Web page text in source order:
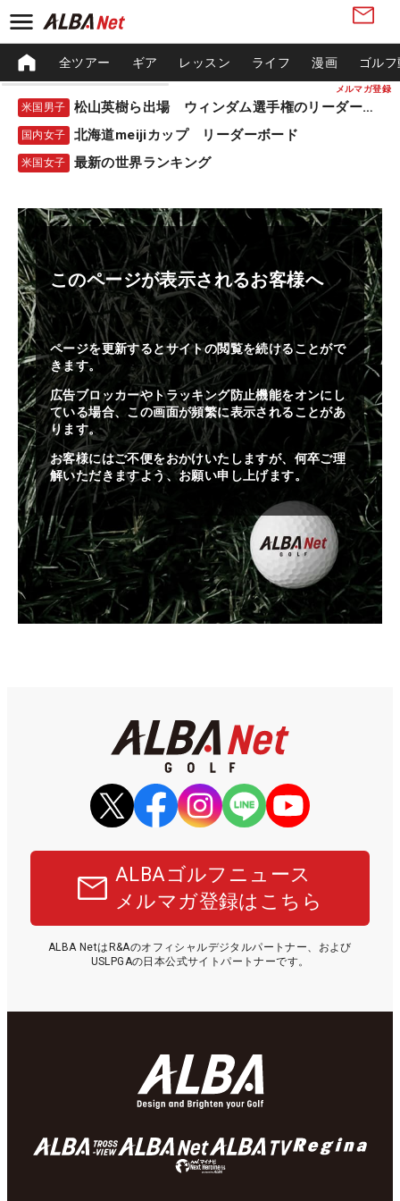
メルマガ登録
全ツアー ギア レッスン ライフ 漫画 ゴル
米国男子 松山英樹ら出場 ウィンダム選手権のリーダーボード
国内女子 北海道meijiカップ リーダーボード
米国女子 最新の世界ランキング
このページが表示されるお客様へ
ページを更新するとサイトの閲覧を続けることがで
きます。
広告ブロッカーやトラッキング防止機能をオンにし
ている場合、この画面が頻繁に表示されることがあ
ります。
お客様にはご不便をおかけいたしますが、何卒ご理
解いただきますよう、お願い申し上げます。
ALBAゴルフニュース
メルマガ登録はこちら
ALBA NetはR&Aのオフィシャルデジタルパートナー、および
USLPGAの日本公式サイトパートナーです。